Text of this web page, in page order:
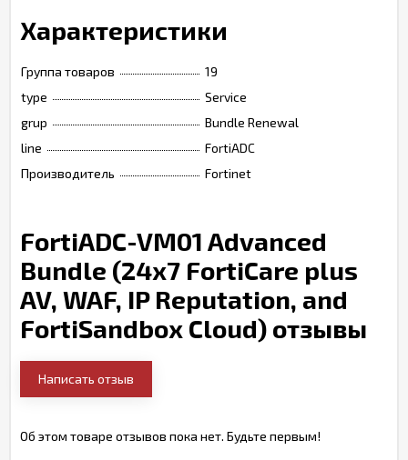
Характеристики
Группа товаров
19
type
Service
grup
Bundle Renewal
line
FortiADC
Производитель
Fortinet
FortiADC-VM01 Advanced
Bundle (24x7 FortiCare plus
AV, WAF, IP Reputation, and
FortiSandbox Cloud) отзывы
Написать отзыв
Об этом товаре отзывов пока нет. Будьте первым!